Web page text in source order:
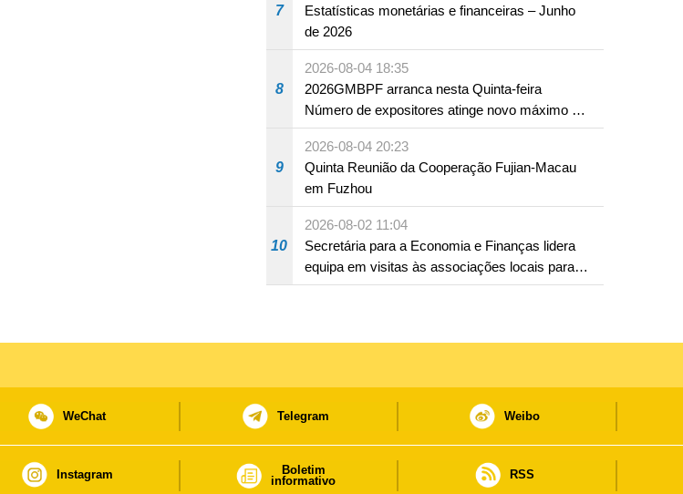
7
Estatísticas monetárias e financeiras – Junho
de 2026
8
2026-08-04 18:35
2026GMBPF arranca nesta Quinta-feira
Número de expositores atinge novo máximo em
18 anos
9
2026-08-04 20:23
Quinta Reunião da Cooperação Fujian-Macau
em Fuzhou
10
2026-08-02 11:04
Secretária para a Economia e Finanças lidera
equipa em visitas às associações locais para
consolidar consensos e promover os trabalhos
WeChat Telegram Weibo
Instagram
Boletim
informativo
RSS